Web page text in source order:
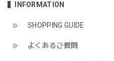
INFORMATION
SHOPPING GUIDE
よくあるご質問